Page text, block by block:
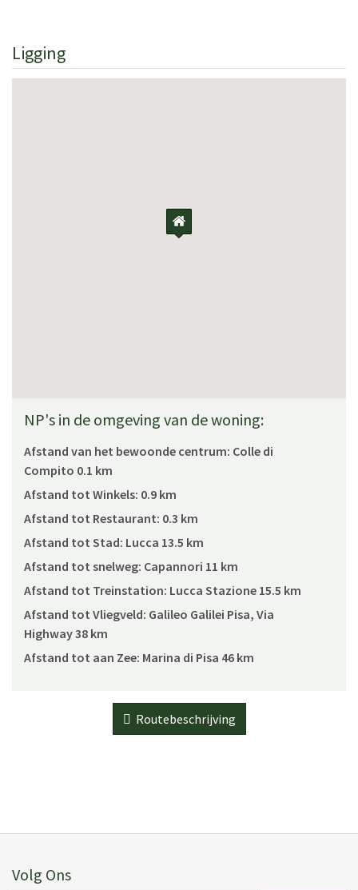
CIN: IT046007B4TUJM2XNJ / CIR: 046007CAV0025
Ligging
NP's in de omgeving van de woning:
Afstand van het bewoonde centrum: Colle di
Compito 0.1 km
Afstand tot Winkels: 0.9 km
Afstand tot Restaurant: 0.3 km
Afstand tot Stad: Lucca 13.5 km
Afstand tot snelweg: Capannori 11 km
Afstand tot Treinstation: Lucca Stazione 15.5 km
Afstand tot Vliegveld: Galileo Galilei Pisa, Via
Highway 38 km
Afstand tot aan Zee: Marina di Pisa 46 km
Routebeschrijving
Volg Ons